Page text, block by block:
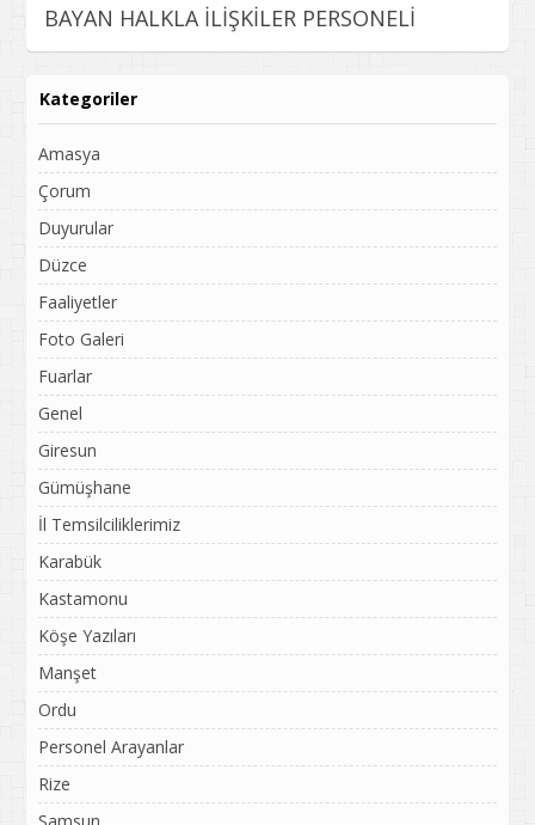
BAYAN HALKLA İLİŞKİLER PERSONELİ
Kategoriler
Amasya
Çorum
Duyurular
Düzce
Faaliyetler
Foto Galeri
Fuarlar
Genel
Giresun
Gümüşhane
İl Temsilciliklerimiz
Karabük
Kastamonu
Köşe Yazıları
Manşet
Ordu
Personel Arayanlar
Rize